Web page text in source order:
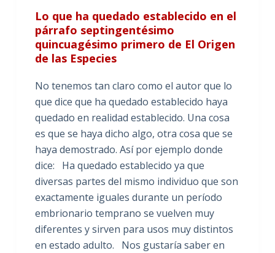
Lo que ha quedado establecido en el
párrafo septingentésimo
quincuagésimo primero de El Origen
de las Especies
No tenemos tan claro como el autor que lo
que dice que ha quedado establecido haya
quedado en realidad establecido. Una cosa
es que se haya dicho algo, otra cosa que se
haya demostrado. Así por ejemplo donde
dice: Ha quedado establecido ya que
diversas partes del mismo individuo que son
exactamente iguales durante un período
embrionario temprano se vuelven muy
diferentes y sirven para usos muy distintos
en estado adulto. Nos gustaría saber en